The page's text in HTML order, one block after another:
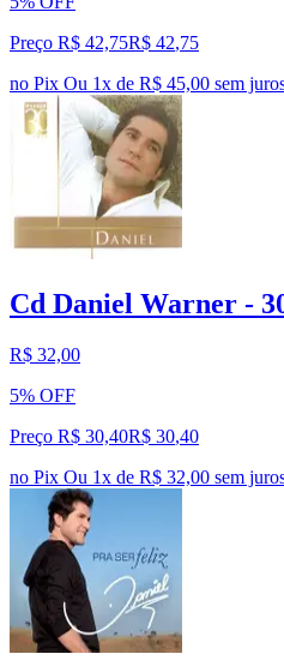
Preço R$ 42,75R$ 42,75
no Pix Ou 1x de R$ 45,00 sem
Cd Daniel Warner -
R$ 32,00
5% OFF
Preço R$ 30,40R$ 30,40
no Pix Ou 1x de R$ 32,00 sem